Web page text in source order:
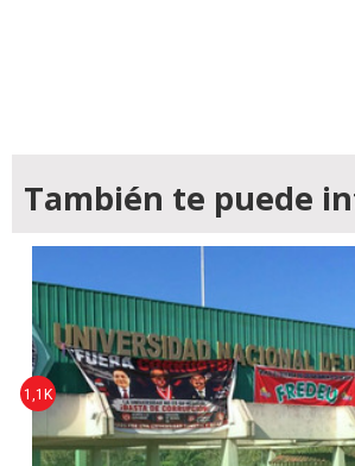
También te puede
1,1K